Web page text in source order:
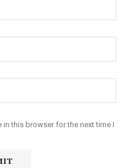
in this browser for the next time I